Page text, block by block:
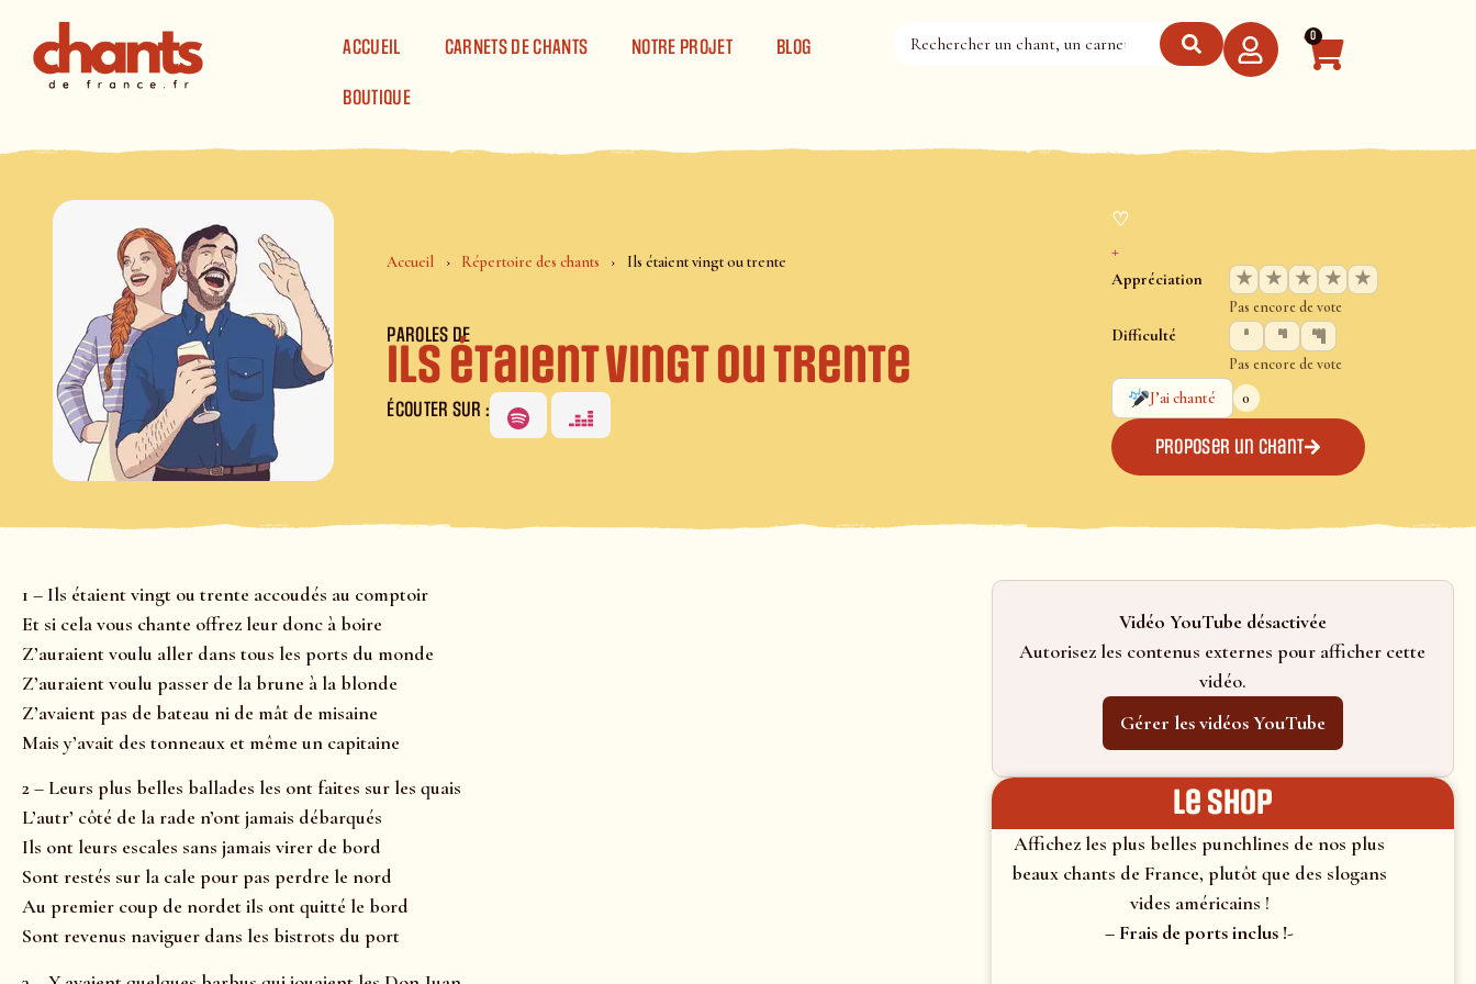
ACCUEIL
CARNETS DE CHANTS NOTRE PROJET BLOG
BOUTIQUE
0
Accueil Répertoire des chants Ils étaient vingt ou trente
PAROLES DE
Ils étaient vingt ou trente
ÉCOUTER SUR :
♡
+
Appréciation ★ ★ ★ ★ ★
Pas encore de vote
Difficulté
Pas encore de vote
J’ai chanté
0
Proposer un chant
1 – Ils étaient vingt ou trente accoudés au comptoir
Et si cela vous chante offrez leur donc à boire
Z’auraient voulu aller dans tous les ports du monde
Z’auraient voulu passer de la brune à la blonde
Z’avaient pas de bateau ni de mât de misaine
Mais y’avait des tonneaux et même un capitaine
2 – Leurs plus belles ballades les ont faites sur les quais
L’autr’ côté de la rade n’ont jamais débarqués
Ils ont leurs escales sans jamais virer de bord
Sont restés sur la cale pour pas perdre le nord
Au premier coup de nordet ils ont quitté le bord
Sont revenus naviguer dans les bistrots du port
Vidéo YouTube désactivée
Autorisez les contenus externes pour afficher cette
vidéo.
Gérer les vidéos YouTube
le shop
Affichez les plus belles punchlines de nos plus
beaux chants de France, plutôt que des slogans
vides américains !
– Frais de ports inclus !-